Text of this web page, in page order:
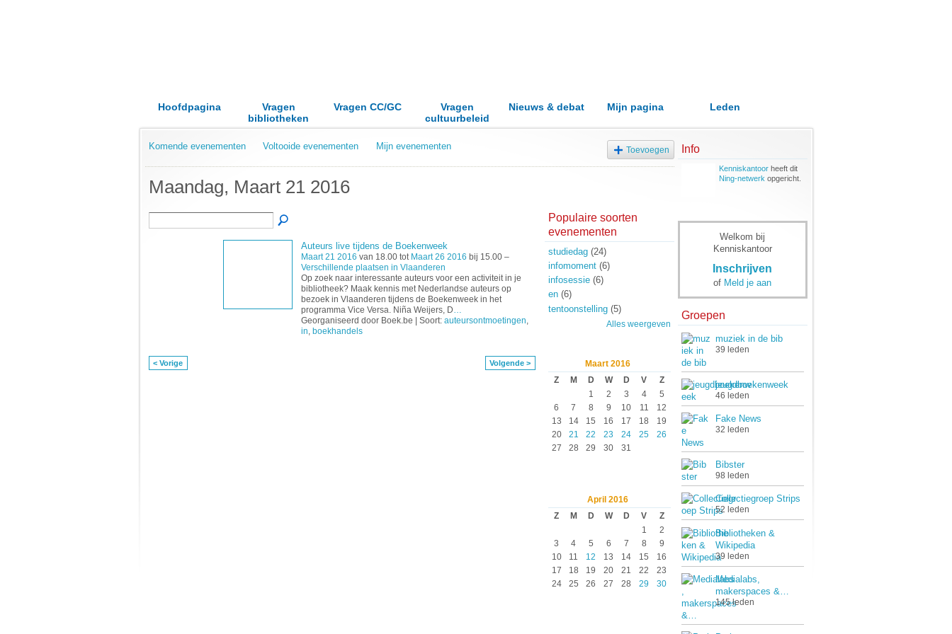
Hoofdpagina
Vragen
bibliotheken
Vragen CC/GC
Vragen
cultuurbeleid
Nieuws & debat Mijn pagina Leden
Komende evenementen Voltooide evenementen Mijn evenementen Toevoegen
Maandag, Maart 21 2016
Auteurs live tijdens de Boekenweek
Maart 21 2016 van 18.00 tot Maart 26 2016 bij 15.00 –
Verschillende plaatsen in Vlaanderen
Op zoek naar interessante auteurs voor een activiteit in je
bibliotheek? Maak kennis met Nederlandse auteurs op
bezoek in Vlaanderen tijdens de Boekenweek in het
programma Vice Versa. Niña Weijers, D…
Georganiseerd door Boek.be | Soort: auteursontmoetingen,
in, boekhandels
< Vorige Volgende >
Populaire soorten
evenementen
studiedag(24)
infomoment(6)
infosessie(6)
en(6)
tentoonstelling(5)
Alles weergeven
Maart 2016
Z
M D W D V
Z
1
2 3 4
5
6
7 8 9 10 11
12
13
14 15 16 17 18
19
20
21 22 23 24 25
26
27
28 29 30 31
April 2016
Z
M D W D V
Z
1
2
3
4 5 6 7 8
9
10
11 12 13 14 15
16
17
18 19 20 21 22
23
24
25 26 27 28 29 30
Info
Kenniskantoorheeft dit
Ning-netwerk opgericht.
Welkom bij
Kenniskantoor
Inschrijven
of Meld je aan
Groepen
muziek in de bib
39 leden
jeugdboekenweek
46 leden
Fake News
32 leden
Bibster
98 leden
Collectiegroep Strips
52 leden
Bibliotheken &
Wikipedia
39 leden
Medialabs,
makerspaces &…
145 leden